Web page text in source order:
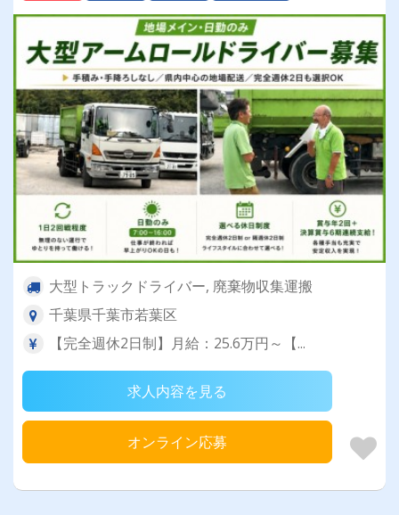
大型トラックドライバー, 廃棄物収集運搬
千葉県千葉市若葉区
【完全週休2日制】月給：25.6万円～【...
求人内容を見る
オンライン応募